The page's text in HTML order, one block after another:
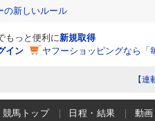
新しいルール
もっと便利に新規取得
イン
ヤフーショッピングなら「
【
競馬トップ 日程・結果 動画